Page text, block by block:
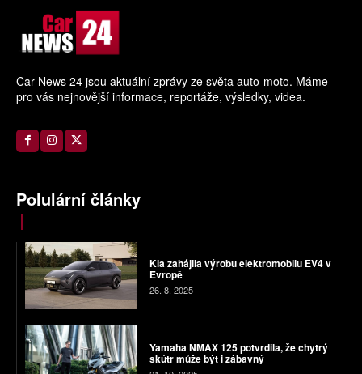
Car News 24 jsou aktuální zprávy ze světa auto-moto. Máme
pro vás nejnovější informace, reportáže, výsledky, videa.
Polulární články
Kia zahájila výrobu elektromobilu EV4 v
Evropě
26. 8. 2025
Yamaha NMAX 125 potvrdila, že chytrý
skútr může být i zábavný